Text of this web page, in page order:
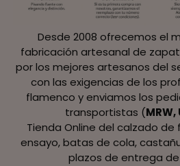
Desde 2008 ofrecemos el
fabricación artesanal de
por los mejores artesanos del
con las exigencias de los
flamenco y enviamos los
transportistas (
Tienda Online del calzado
ensayo, batas de cola,
plazos de entrega de